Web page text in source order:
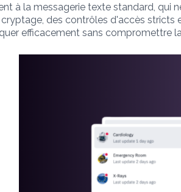
à la messagerie texte standard, qui
des contrôles d'accès stricts
efficacement sans compromettre